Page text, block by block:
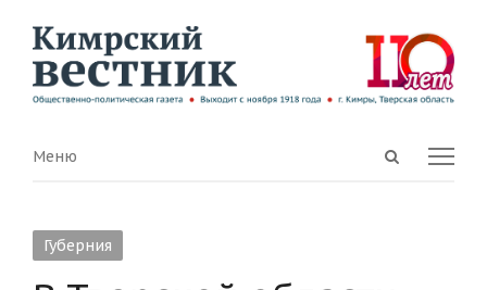
Open
Menu
Меню
Губерния